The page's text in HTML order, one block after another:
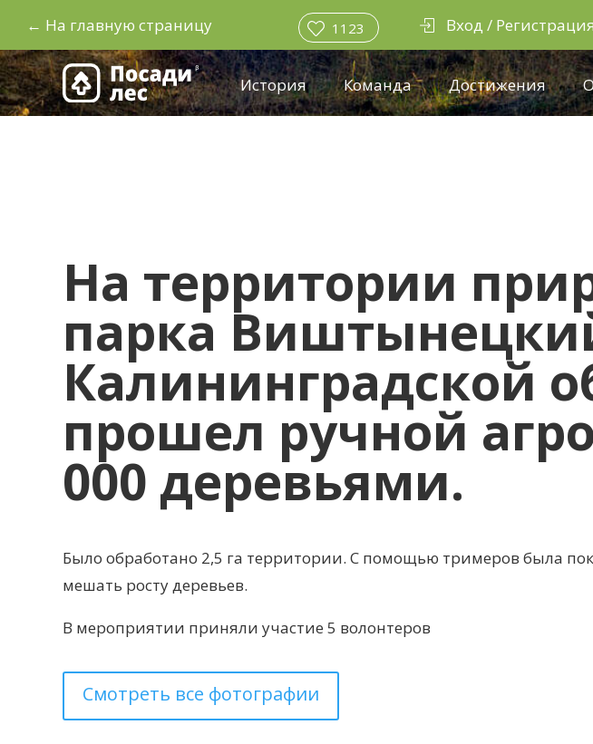
← На главную страницу 1123 Вход / Регистрация
История Команда Достижения
На территории
парка
Калининградской
прошел ручной
000 деревьями.
Было обработано 2,5 га территории. С помощью тримеров была
мешать росту деревьев.
В мероприятии приняли участие 5 волонтеров
Смотреть все фотографии